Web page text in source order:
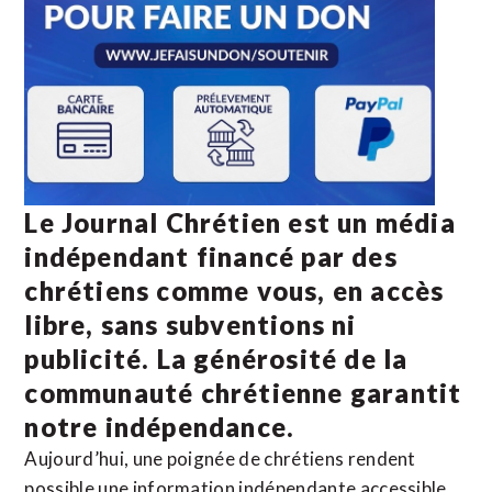
Le Journal Chrétien est un média
indépendant financé par des
chrétiens comme vous, en accès
libre, sans subventions ni
publicité. La générosité de la
communauté chrétienne garantit
notre indépendance.
Aujourd’hui, une poignée de chrétiens rendent